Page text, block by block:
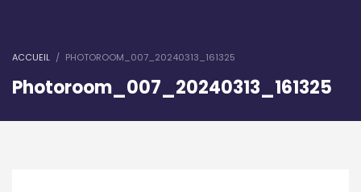
ACCUEIL PHOTOROOM_007_20240313_161325
Photoroom_007_20240313_161325